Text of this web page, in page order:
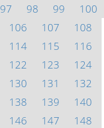
97 98 99
100
106 107
108
114 115
116
122 123
124
130 131
132
138 139
140
146 147
148